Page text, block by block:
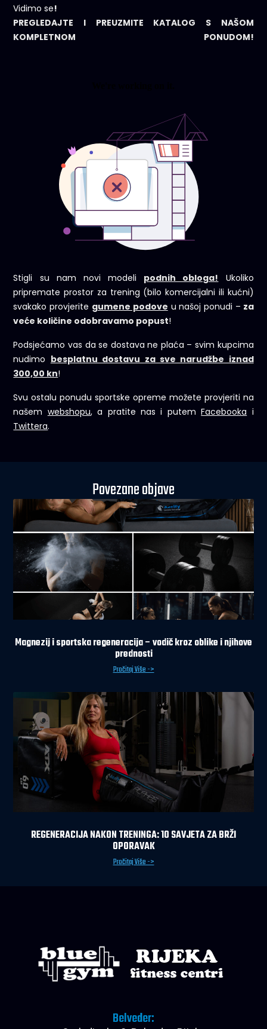
Vidimo se!
PREGLEDAJTE I PREUZMITE KATALOG S NAŠOM
KOMPLETNOM PONUDOM!
Stigli su nam novi modeli podnih obloga! Ukoliko
pripremate prostor za trening (bilo komercijalni ili kućni)
svakako provjerite gumene podove u našoj ponudi – za
veće količine odobravamo popust!
Podsjećamo vas da se dostava ne plaća – svim kupcima
nudimo besplatnu dostavu za sve narudžbe iznad
300,00 kn!
Svu ostalu ponudu sportske opreme možete provjeriti na
našem webshopu, a pratite nas i putemFacebooka i
Twittera.
Povezane objave
Magnezij i sportska regeneracija – vodič kroz oblike i njihove
prednosti
Pročitaj Više ->
REGENERACIJA NAKON TRENINGA: 10 SAVJETA ZA BRŽI
OPORAVAK
Pročitaj Više ->
Belveder: